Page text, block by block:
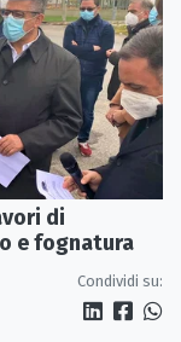
di
e fognatura
Condividi su: